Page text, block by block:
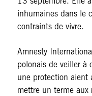
inhumaines dans le
contraints de vivre.
Amnesty
polonais de veiller à
une protection aient
mettre un terme aux